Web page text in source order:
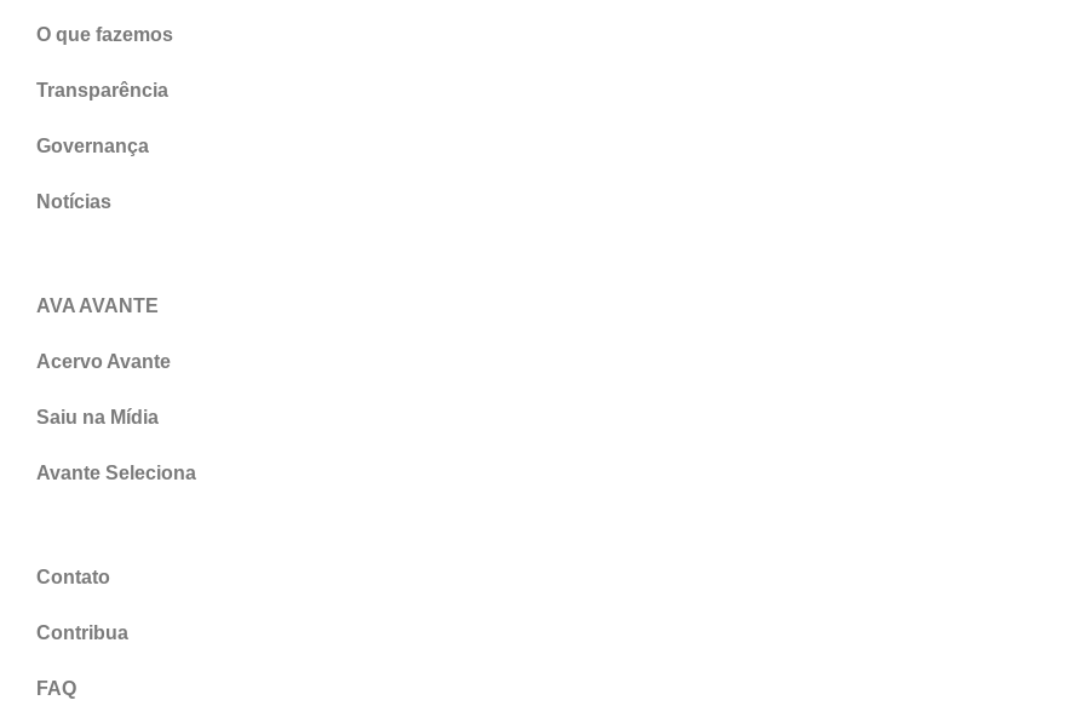
O que fazemos
Transparência
Governança
Notícias
AVA AVANTE
Acervo Avante
Saiu na Mídia
Avante Seleciona
Contato
Contribua
FAQ